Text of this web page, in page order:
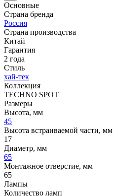
Основные
Страна бренда
Россия
Страна производства
Китай
Гарантия
2 года
Стиль
хай-тек
Коллекция
TECHNO SPOT
Размеры
Высота, мм
45
Высота встраиваемой части, мм
17
Диаметр, мм
65
Монтажное отверстие, мм
65
Лампы
Количество ламп